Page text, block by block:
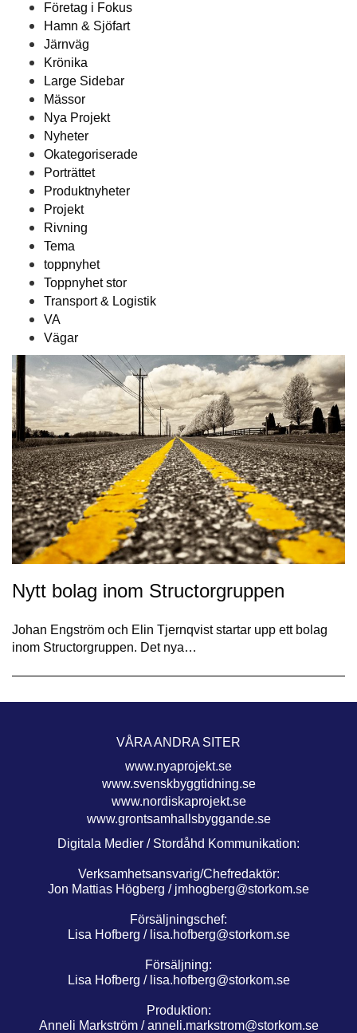
Företag i Fokus
Hamn & Sjöfart
Järnväg
Krönika
Large Sidebar
Mässor
Nya Projekt
Nyheter
Okategoriserade
Porträttet
Produktnyheter
Projekt
Rivning
Tema
toppnyhet
Toppnyhet stor
Transport & Logistik
VA
Vägar
Nytt bolag inom Structorgruppen
Johan Engström och Elin Tjernqvist startar upp ett bolag
inom Structorgruppen. Det nya…
VÅRA ANDRA SITER
www.nyaprojekt.se
www.svenskbyggtidning.se
www.nordiskaprojekt.se
www.grontsamhallsbyggande.se
Digitala Medier / Stordåhd Kommunikation:
Verksamhetsansvarig/Chefredaktör:
Jon Mattias Högberg / jmhogberg@storkom.se
Försäljningschef:
Lisa Hofberg / lisa.hofberg@storkom.se
Försäljning:
Lisa Hofberg / lisa.hofberg@storkom.se
Produktion:
Anneli Markström /anneli.markstrom@storkom.se